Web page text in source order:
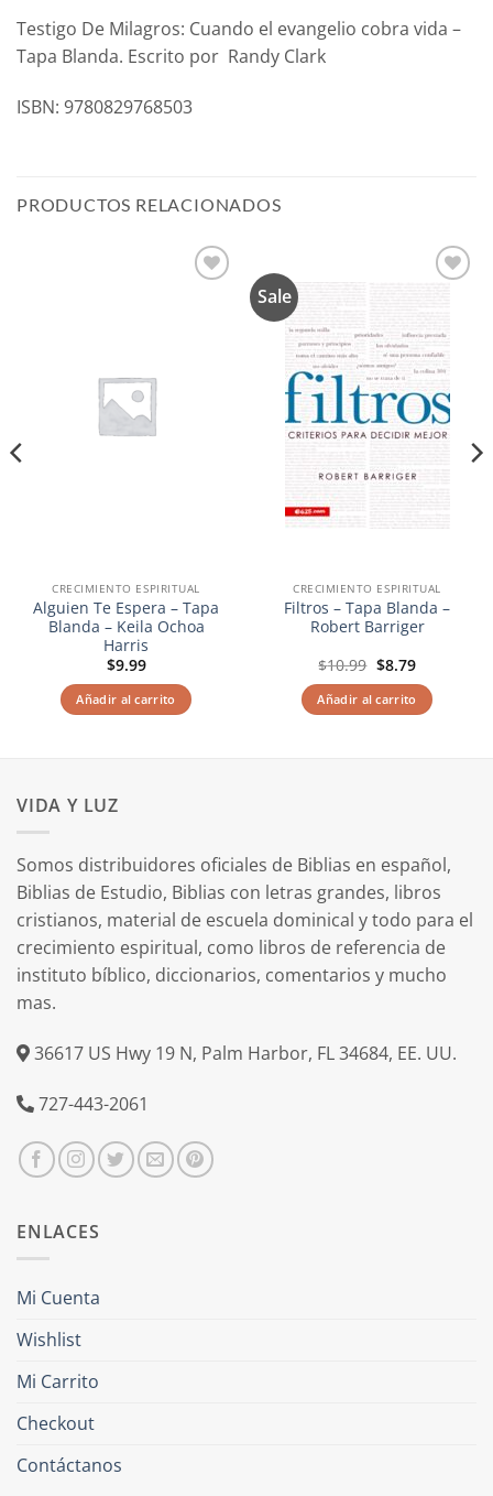
Testigo De Milagros: Cuando el evangelio cobra vida –
Tapa Blanda. Escrito por Randy Clark
ISBN: 9780829768503
PRODUCTOS RELACIONADOS
CRECIMIENTO ESPIRITUAL
Alguien Te Espera – Tapa
Blanda – Keila Ochoa
Harris
$9.99
Añadir al carrito
Sale
deseos
CRECIMIENTO ESPIRITUAL
Filtros – Tapa Blanda –
Robert Barriger
$10.99 El
original
era:
$10.99.
$8.79El
actual
es:
$8.79.
Añadir al carrito
VIDA Y LUZ
Somos distribuidores oficiales de Biblias en español,
Biblias de Estudio, Biblias con letras grandes, libros
cristianos, material de escuela dominical y todo para el
crecimiento espiritual, como libros de referencia de
instituto bíblico, diccionarios, comentarios y mucho
mas.
36617 US Hwy 19 N, Palm Harbor, FL 34684, EE. UU.
727-443-2061
ENLACES
Mi Cuenta
Wishlist
Mi Carrito
Checkout
Contáctanos